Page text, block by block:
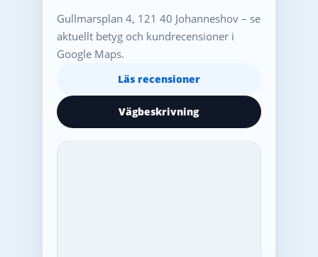
Gullmarsplan 4, 121 40 Johanneshov – se
aktuellt betyg och kundrecensioner i
Google Maps.
Läs recensioner
Vägbeskrivning